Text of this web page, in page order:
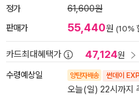
정가 61,600원
판매가 55,440원 (10%
카드최대혜택가 47,124원
수령예상일 양탄자배송 썬데이
오늘(일) 22시까지